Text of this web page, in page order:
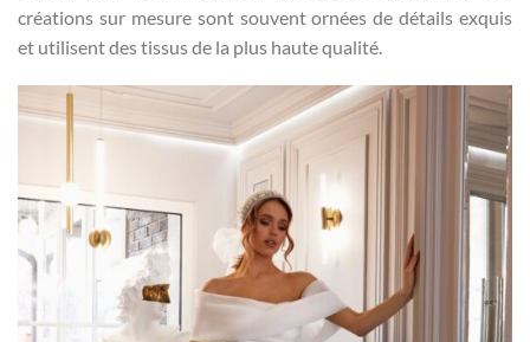
créations sur mesure sont souvent ornées de détails exquis
et utilisent des tissus de la plus haute qualité.